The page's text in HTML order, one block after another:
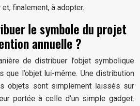
finalement, à adopter.
le symbole du projet
annuelle ?
de distribuer l’objet symbolique
que l’objet lui-même. Une distribution
objets sont simplement laissés sur
portée à celle d’un simple gadget.